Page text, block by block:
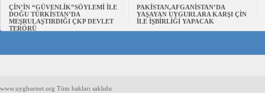
ÇİN’İN “GÜVENLİK”SÖYLEMİ İLE
DOĞU TÜRKİSTAN’DA
MEŞRULAŞTIRDIĞI ÇKP DEVLET
TERÖRÜ
PAKİSTAN,AFGANİSTAN’DA
YAŞAYAN UYGURLARA KARŞI ÇİN
İLE İŞBİRLİĞİ YAPACAK
www.uyghurnet.org Tüm hakları saklıdır